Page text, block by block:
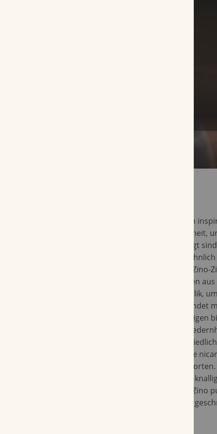
«Die neue Marke Zino ist von den Menschen
Lebensstil und Einstellung durch Weltoffenheit,
und von eindrucksvollen Erlebnissen geprägt
Aficionados und Aficionadas gemacht, die
das Leben von A bis Z genießen. Die neuen
einem spannenden Blend mit Einlagetabaken
Nicaragua und der Dominikanischen Republik,
einem nicaraguanischen Umblatt und vollendet
ecuadorianischen Deckblatt. Die mittelkräftigen
Zigarren bieten ausgeprägte Aromen von
frischen Gewürzen. Der Blend aus
Ursprungsländern kombiniert eine intensive
mit der Cremigkeit dominikanischer
sind 4 Zino-Zigarren enthalten. Mit einer im
Umverpackung signalisiert die neue Marke Zino
und Spontanität - und macht Lust auf diese